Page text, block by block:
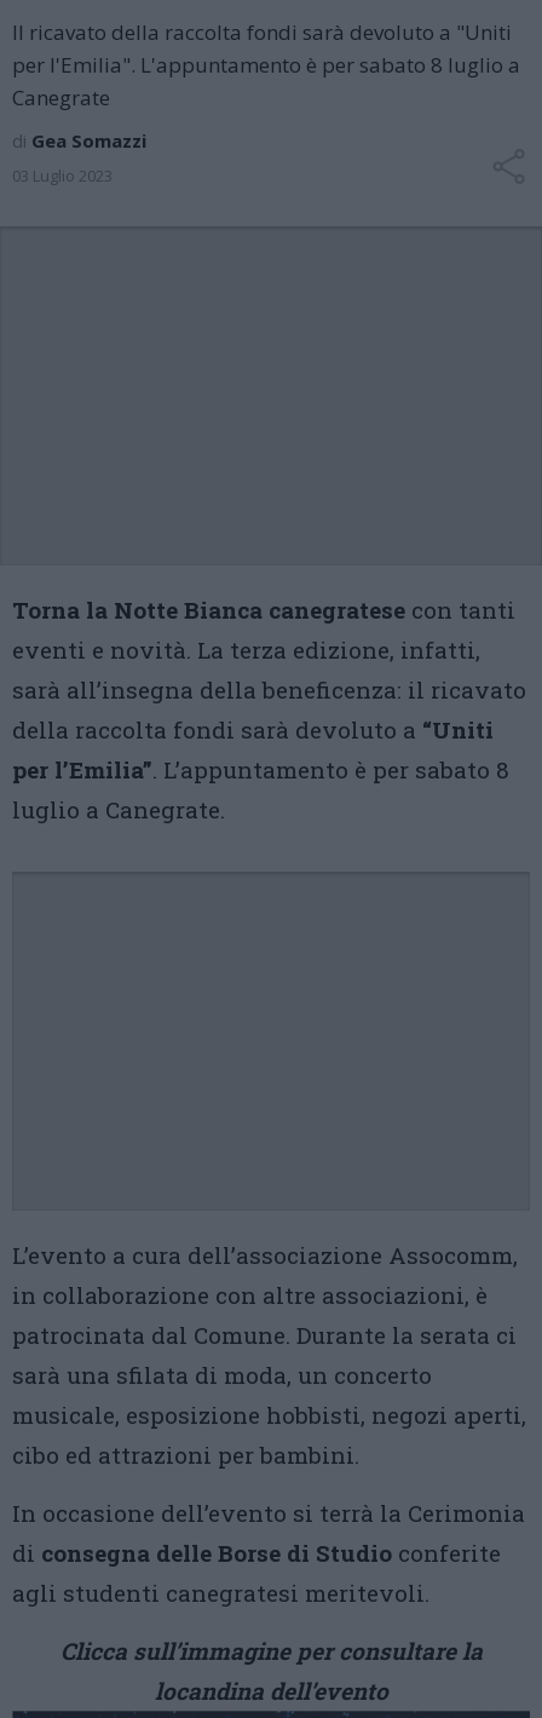
Il ricavato della raccolta fondi sarà devoluto a "Uniti
per l'Emilia". L'appuntamento è per sabato 8 luglio a
Canegrate
di Gea Somazzi
03 Luglio 2023
Torna la Notte Bianca canegratese con tanti
eventi e novità. La terza edizione, infatti,
sarà all’insegna della beneficenza: il ricavato
della raccolta fondi sarà devoluto a “Uniti
per l’Emilia”. L’appuntamento è per sabato 8
luglio a Canegrate.
L’evento a cura dell’associazione Assocomm,
in collaborazione con altre associazioni, è
patrocinata dal Comune. Durante la serata ci
sarà una sfilata di moda, un concerto
musicale, esposizione hobbisti, negozi aperti,
cibo ed attrazioni per bambini.
In occasione dell’evento si terrà la Cerimonia
di consegna delle Borse di Studio conferite
agli studenti canegratesi meritevoli.
Clicca sull’immagine per consultare la
locandina dell’evento